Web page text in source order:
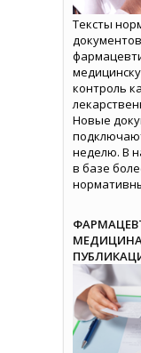
Тексты
контроль
Новые
неделю. В
в базе